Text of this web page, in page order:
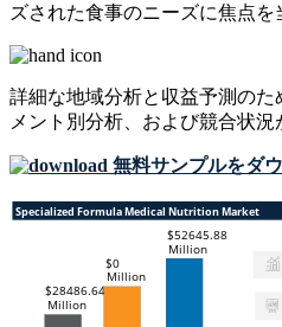
ズされた食事のニーズに焦点を
詳細な地域分析と収益予測のた
メント別分析、および競合状況
無料サンプルをダ